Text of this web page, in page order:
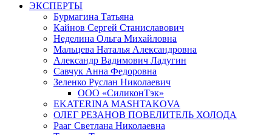
ЭКСПЕРТЫ
Бурмагина Татьяна
Кайнов Сергей Станиславович
Неделина Ольга Михайловна
Мальцева Наталья Александровна
Александр Вадимович Ладугин
Савчук Анна Федоровна
Зеленко Руслан Николаевич
ООО «СиликонТэк»
EKATERINA MASHTAKOVA
ОЛЕГ РЕЗАНОВ ПОВЕЛИТЕЛЬ ХОЛОДА
Рааг Светлана Николаевна